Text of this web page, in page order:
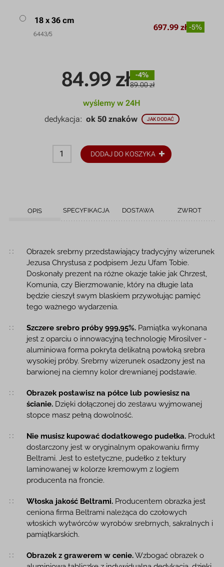
84.99 zł
-4%
89.00 zł
wyślemy w 24H
dedykacja: ok 50 znaków JAK DODAĆ
DODAJ DO KOSZYKA
18 x 36 cm
6443/5
697.99 zł -5%
OPIS SPECYFIKACJA DOSTAWA ZWROT
Opis produktu
Obrazek srebrny przedstawiający tradycyjny wizerunek
Jezusa Chrystusa z podpisem Jezu Ufam Tobie.
Doskonały prezent na różne okazje takie jak Chrzest,
Komunia, czy Bierzmowanie, który na długie lata
będzie cieszył swym blaskiem przywołując pamięć
tego ważnego wydarzenia.
Szczere srebro próby 999,95%.Pamiątka wykonana
jest z oparciu o innowacyjną technologię Mirosilver -
aluminiowa forma pokryta delikatną powłoką srebra
wysokiej próby. Srebrny wizerunek osadzony jest na
barwionej na ciemny kolor drewnianej podstawie.
Obrazek postawisz na półce lub powiesisz na
ścianie.Dzięki dołączonej do zestawu wyjmowanej
stopce masz pełną dowolność.
Nie musisz kupować dodatkowego pudełka.Produkt
dostarczony jest w oryginalnym opakowaniu firmy
Beltrami. Jest to estetyczne, pudełko z tektury
laminowanej w kolorze kremowym z logiem
producenta na froncie.
Włoska jakość Beltrami.Producentem obrazka jest
ceniona firma Beltrami należąca do czołowych
włoskich wytwórców wyrobów srebrnych, sakralnych i
pamiątkarskich.
Obrazek z grawerem w cenie.Wzbogać obrazek o